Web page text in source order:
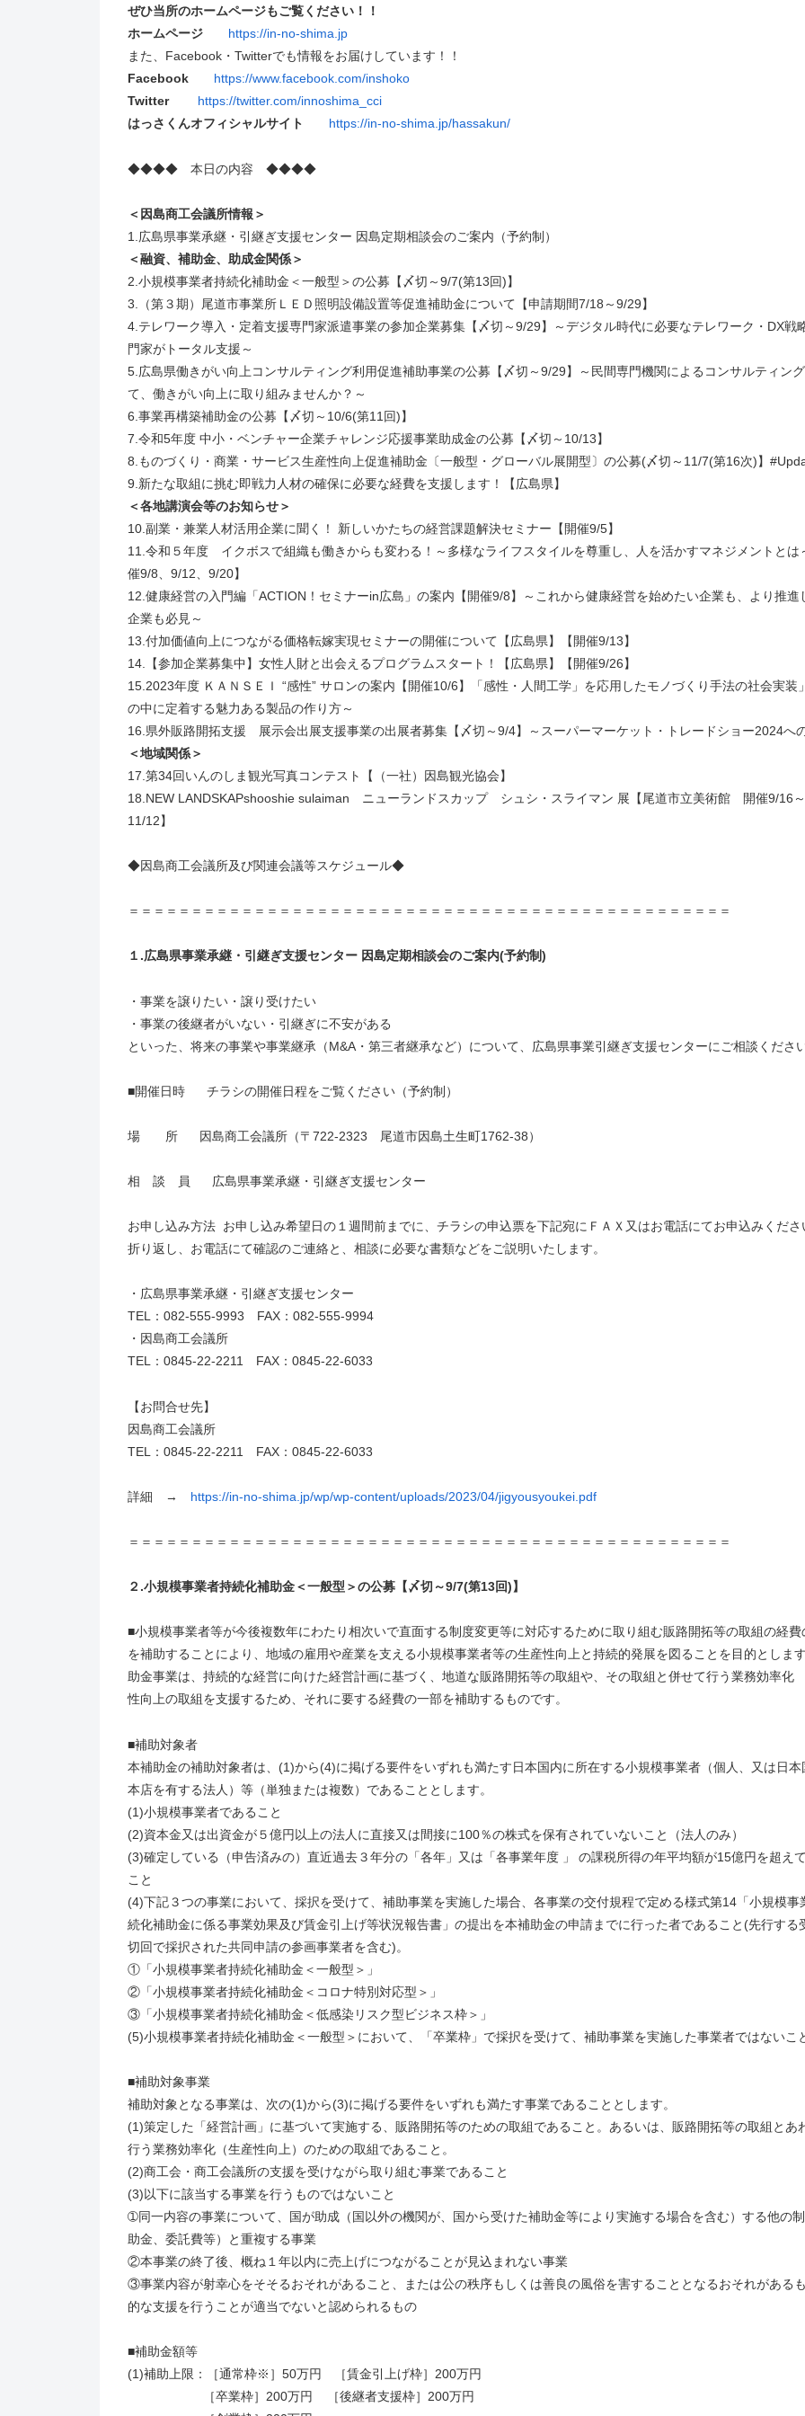
ぜひ当所のホームページもご覧ください！！
ホームページ
https://in-no-shima.jp
また、Facebook・Twitterでも情報をお届けしています！！
Facebook
https://www.facebook.com/inshoko
Twitter
https://twitter.com/innoshima_cci
はっさくんオフィシャルサイト
https://in-no-shima.jp/hassakun/
◆◆◆◆ 本日の内容 ◆◆◆◆
＜因島商工会議所情報＞
1.広島県事業承継・引継ぎ支援センター 因島定期相談会のご案内（予約制）
＜融資、補助金、助成金関係＞
2.小規模事業者持続化補助金＜一般型＞の公募【〆切～9/7(第13回)】
3.（第３期）尾道市事業所ＬＥＤ照明設備設置等促進補助金について【申請期間7/18～9/29】
4.テレワーク導入・定着支援専門家派遣事業の参加企業募集【〆切～9/29】～デジタル時代に必要なテレワーク・DX戦
門家がトータル支援～
5.広島県働きがい向上コンサルティング利用促進補助事業の公募【〆切～9/29】～民間専門機関によるコンサルティン
て、働きがい向上に取り組みませんか？～
6.事業再構築補助金の公募【〆切～10/6(第11回)】
7.令和5年度 中小・ベンチャー企業チャレンジ応援事業助成金の公募【〆切～10/13】
8.ものづくり・商業・サービス生産性向上促進補助金〔一般型・グローバル展開型〕の公募(〆切～11/7(第16次)】
9.新たな取組に挑む即戦力人材の確保に必要な経費を支援します！【広島県】
＜各地講演会等のお知らせ＞
10.副業・兼業人材活用企業に聞く！ 新しいかたちの経営課題解決セミナー【開催9/5】
11.令和５年度 イクボスで組織も働きからも変わる！～多様なライフスタイルを尊重し、人を活かすマネジメントとは
催9/8、9/12、9/20】
12.健康経営の入門編「ACTION！セミナーin広島」の案内【開催9/8】～これから健康経営を始めたい企業も、より推進
企業も必見～
13.付加価値向上につながる価格転嫁実現セミナーの開催について【広島県】【開催9/13】
14.【参加企業募集中】女性人財と出会えるプログラムスタート！【広島県】【開催9/26】
15.2023年度 ＫＡＮＳＥＩ “感性” サロンの案内【開催10/6】「感性・人間工学」を応用したモノづくり手法の社会実装
の中に定着する魅力ある製品の作り方～
16.県外販路開拓支援 展示会出展支援事業の出展者募集【〆切～9/4】～スーパーマーケット・トレードショー2024へ
＜地域関係＞
17.第34回いんのしま観光写真コンテスト【（一社）因島観光協会】
18.NEW LANDSKAPshooshie sulaiman ニューランドスカップ シュシ・スライマン 展【尾道市立美術館 開催9/16～
11/12】
◆因島商工会議所及び関連会議等スケジュール◆
＝＝＝＝＝＝＝＝＝＝＝＝＝＝＝＝＝＝＝＝＝＝＝＝＝＝＝＝＝＝＝＝＝＝＝＝＝＝＝＝＝＝＝＝＝＝＝＝
１.広島県事業承継・引継ぎ支援センター 因島定期相談会のご案内(予約制)
・事業を譲りたい・譲り受けたい
・事業の後継者がいない・引継ぎに不安がある
といった、将来の事業や事業継承（M&A・第三者継承など）について、広島県事業引継ぎ支援センターにご相談くださ
■開催日時 チラシの開催日程をご覧ください（予約制）
場 所 因島商工会議所（〒722-2323 尾道市因島土生町1762-38）
相 談 員 広島県事業承継・引継ぎ支援センター
お申し込み方法 お申し込み希望日の１週間前までに、チラシの申込票を下記宛にＦＡＸ又はお電話にてお申込みくださ
折り返し、お電話にて確認のご連絡と、相談に必要な書類などをご説明いたします。
・広島県事業承継・引継ぎ支援センター
TEL：082-555-9993 FAX：082-555-9994
・因島商工会議所
TEL：0845-22-2211 FAX：0845-22-6033
【お問合せ先】
因島商工会議所
TEL：0845-22-2211 FAX：0845-22-6033
詳細 → https://in-no-shima.jp/wp/wp-content/uploads/2023/04/jigyousyoukei.pdf
＝＝＝＝＝＝＝＝＝＝＝＝＝＝＝＝＝＝＝＝＝＝＝＝＝＝＝＝＝＝＝＝＝＝＝＝＝＝＝＝＝＝＝＝＝＝＝＝
２.小規模事業者持続化補助金＜一般型＞の公募【〆切～9/7(第13回)】
■小規模事業者等が今後複数年にわたり相次いで直面する制度変更等に対応するために取り組む販路開拓等の取組の経費
を補助することにより、地域の雇用や産業を支える小規模事業者等の生産性向上と持続的発展を図ることを目的としま
助金事業は、持続的な経営に向けた経営計画に基づく、地道な販路開拓等の取組や、その取組と併せて行う業務効率化
性向上の取組を支援するため、それに要する経費の一部を補助するものです。
■補助対象者
本補助金の補助対象者は、(1)から(4)に掲げる要件をいずれも満たす日本国内に所在する小規模事業者（個人、又は日本
本店を有する法人）等（単独または複数）であることとします。
(1)小規模事業者であること
(2)資本金又は出資金が５億円以上の法人に直接又は間接に100％の株式を保有されていないこと（法人のみ）
(3)確定している（申告済みの）直近過去３年分の「各年」又は「各事業年度 」 の課税所得の年平均額が15億円を超え
こと
(4)下記３つの事業において、採択を受けて、補助事業を実施した場合、各事業の交付規程で定める様式第14「小規模事
続化補助金に係る事業効果及び賃金引上げ等状況報告書」の提出を本補助金の申請までに行った者であること(先行する
切回で採択された共同申請の参画事業者を含む)。
①「小規模事業者持続化補助金＜一般型＞」
②「小規模事業者持続化補助金＜コロナ特別対応型＞」
③「小規模事業者持続化補助金＜低感染リスク型ビジネス枠＞」
(5)小規模事業者持続化補助金＜一般型＞において、「卒業枠」で採択を受けて、補助事業を実施した事業者ではないこ
■補助対象事業
補助対象となる事業は、次の(1)から(3)に掲げる要件をいずれも満たす事業であることとします。
(1)策定した「経営計画」に基づいて実施する、販路開拓等のための取組であること。あるいは、販路開拓等の取組とあ
行う業務効率化（生産性向上）のための取組であること。
(2)商工会・商工会議所の支援を受けながら取り組む事業であること
(3)以下に該当する事業を行うものではないこと
➀同一内容の事業について、国が助成（国以外の機関が、国から受けた補助金等により実施する場合を含む）する他の
助金、委託費等）と重複する事業
②本事業の終了後、概ね１年以内に売上げにつながることが見込まれない事業
③事業内容が射幸心をそそるおそれがあること、または公の秩序もしくは善良の風俗を害することとなるおそれがある
的な支援を行うことが適当でないと認められるもの
■補助金額等
(1)補助上限：［通常枠※］50万円 ［賃金引上げ枠］200万円
［卒業枠］200万円 ［後継者支援枠］200万円